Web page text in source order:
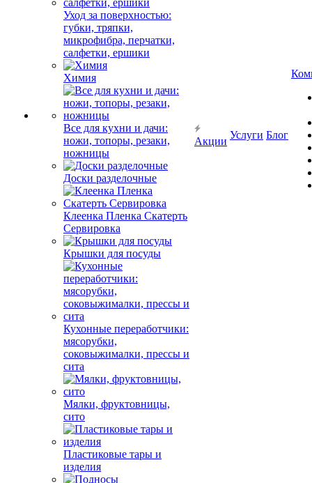
Уход за поверхностью:
губки, тряпки,
микрофибра, перчатки,
салфетки, ершики
Химия
Все для кухни и дачи:
ножи, топоры, резаки,
ножницы
Доски разделочные
Клеенка Пленка Скатерть
Сервировка
Крышки для посуды
Кухонные переработчики:
мясорубки,
соковыжималки, прессы и
сита
Мялки, фруктовницы,
сито
Пластиковые тары и
изделия
Акции
Услуги Блог